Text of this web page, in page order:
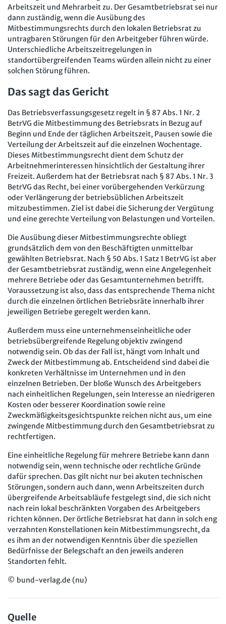
Arbeitszeit und Mehrarbeit zu. Der Gesamtbetriebsrat sei nur
dann zuständig, wenn die Ausübung des
Mitbestimmungsrechts durch den lokalen Betriebsrat zu
untragbaren Störungen für den Arbeitgeber führen würde.
Unterschiedliche Arbeitszeitregelungen in
standortübergreifenden Teams würden allein nicht zu einer
solchen Störung führen.
Das sagt das Gericht
Das Betriebsverfassungsgesetz regelt in § 87 Abs. 1 Nr. 2
BetrVG die Mitbestimmung des Betriebsrats in Bezug auf
Beginn und Ende der täglichen Arbeitszeit, Pausen sowie die
Verteilung der Arbeitszeit auf die einzelnen Wochentage.
Dieses Mitbestimmungsrecht dient dem Schutz der
Arbeitnehmerinteressen hinsichtlich der Gestaltung ihrer
Freizeit. Außerdem hat der Betriebsrat nach § 87 Abs. 1 Nr. 3
BetrVG das Recht, bei einer vorübergehenden Verkürzung
oder Verlängerung der betriebsüblichen Arbeitszeit
mitzubestimmen. Ziel ist dabei die Sicherung der Vergütung
und eine gerechte Verteilung von Belastungen und Vorteilen.
Die Ausübung dieser Mitbestimmungsrechte obliegt
grundsätzlich dem von den Beschäftigten unmittelbar
gewählten Betriebsrat. Nach § 50 Abs. 1 Satz 1 BetrVG ist aber
der Gesamtbetriebsrat zuständig, wenn eine Angelegenheit
mehrere Betriebe oder das Gesamtunternehmen betrifft.
Voraussetzung ist also, dass das entsprechende Thema nicht
durch die einzelnen örtlichen Betriebsräte innerhalb ihrer
jeweiligen Betriebe geregelt werden kann.
Außerdem muss eine unternehmenseinheitliche oder
betriebsübergreifende Regelung objektiv zwingend
notwendig sein. Ob das der Fall ist, hängt vom Inhalt und
Zweck der Mitbestimmung ab. Entscheidend sind dabei die
konkreten Verhältnisse im Unternehmen und in den
einzelnen Betrieben. Der bloße Wunsch des Arbeitgebers
nach einheitlichen Regelungen, sein Interesse an niedrigeren
Kosten oder besserer Koordination sowie reine
Zweckmäßigkeitsgesichtspunkte reichen nicht aus, um eine
zwingende Mitbestimmung durch den Gesamtbetriebsrat zu
rechtfertigen.
Eine einheitliche Regelung für mehrere Betriebe kann dann
notwendig sein, wenn technische oder rechtliche Gründe
dafür sprechen. Das gilt nicht nur bei akuten technischen
Störungen, sondern auch dann, wenn Arbeitszeiten durch
übergreifende Arbeitsabläufe festgelegt sind, die sich nicht
nach rein lokal beschränkten Vorgaben des Arbeitgebers
richten können. Der örtliche Betriebsrat hat dann in solch eng
verzahnten Konstellationen kein Mitbestimmungsrecht, da
es ihm an der notwendigen Kenntnis über die speziellen
Bedürfnisse der Belegschaft an den jeweils anderen
Standorten fehlt.
© bund-verlag.de (nu)
Quelle